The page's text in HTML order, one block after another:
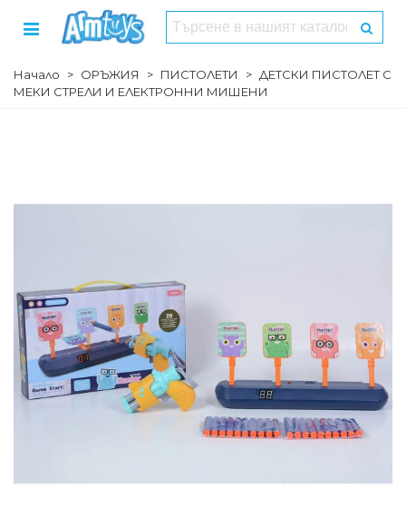
Начало > ОРЪЖИЯ > ПИСТОЛЕТИ > ДЕТСКИ ПИСТОЛЕТ С
МЕКИ СТРЕЛИ И ЕЛЕКТРОННИ МИШЕНИ